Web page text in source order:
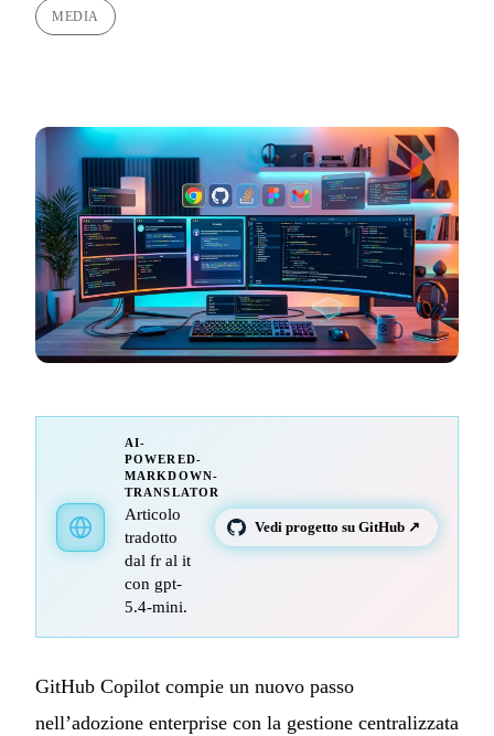
MEDIA
AI-
POWERED-
MARKDOWN-
TRANSLATOR
Articolo
tradotto
dal fr al it
con gpt-
5.4-mini.
Vedi progetto su GitHub ↗
GitHub Copilot compie un nuovo passo
nell’adozione enterprise con la gestione centralizzata